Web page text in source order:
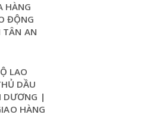
HÀNG
ĐỘNG
TÂN AN
LAO
DẦU
DƯƠNG |
HÀNG